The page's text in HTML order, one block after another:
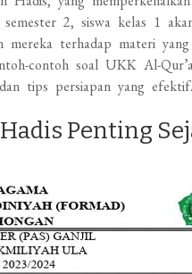
2, siswa kelas 1
terhadap materi
contoh soal UKK Al-
tips persiapan yang efektif.
Penting